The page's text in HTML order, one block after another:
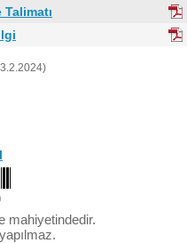
mahiyetindedir.